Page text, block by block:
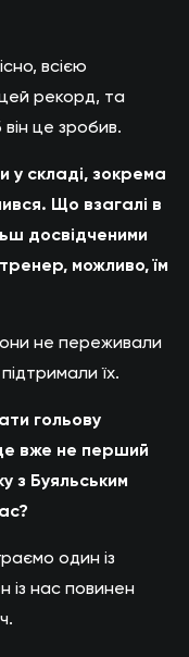
всією
рекорд, та
це зробив.
у складі, зокрема
Що взагалі в
досвідченими
можливо, їм
не переживали
їх.
гольову
вже не перший
з Буяльським
один із
із нас повинен